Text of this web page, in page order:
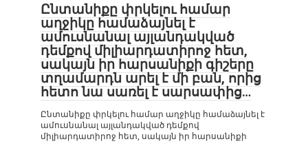
Ընտանիքը փրկելու համար
աղջիկը համաձայնել է
ամուսնանալ այլանդակված
դեմքով միլիարդատիրոջ հետ,
սակայն իր հարսանիքի գիշերը
տղամարդն արել է մի բան, որից
հետո նա սառել է սարսափից…
Ընտանիքը փրկելու համար աղջիկը համաձայնել է
ամուսնանալ այլանդակված դեմքով
միլիարդատիրոջ հետ, սակայն իր հարսանիքի